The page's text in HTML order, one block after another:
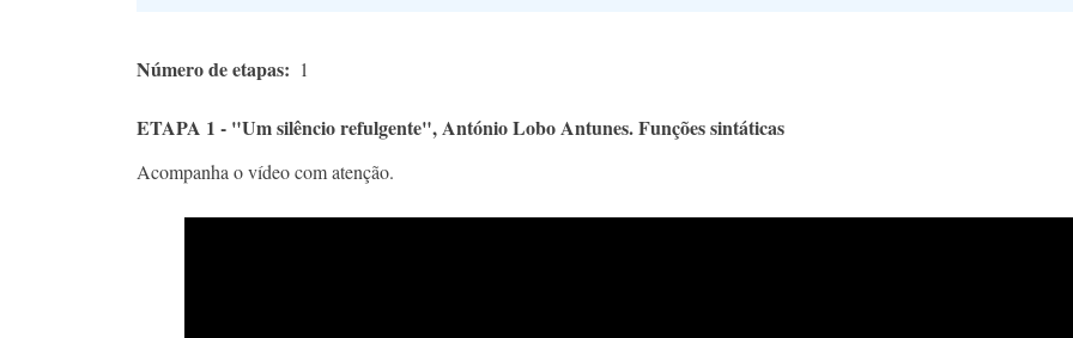
Número de etapas 1
ETAPA 1 - "Um silêncio refulgente", António Lobo Antunes. Funções sintáticas
Acompanha o vídeo com atenção.